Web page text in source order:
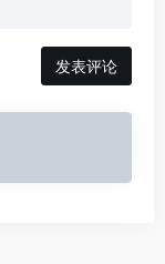
发表评论